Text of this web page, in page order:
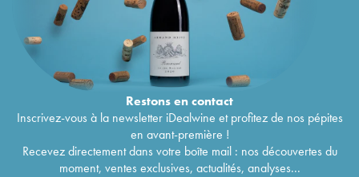
Restons encontact
Inscrivez-vous à la newsletter iDealwine et profitez de nos pépites
en avant-première !
Recevez directement dans votre boîte mail : nos découvertes du
moment, ventes exclusives, actualités, analyses...